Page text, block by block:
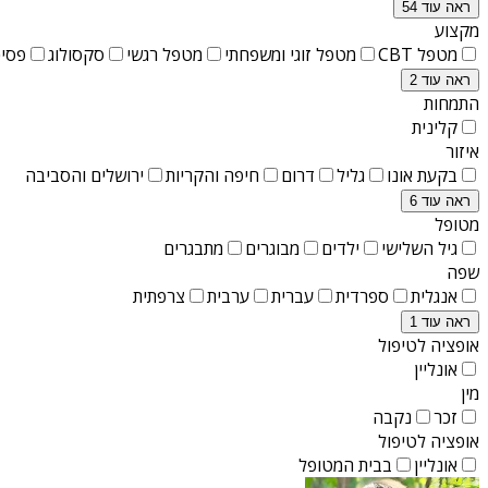
ראה עוד 54
מקצוע
מטפל CBT
מטפל זוגי ומשפחתי מטפל רגשי סקסולוג
ראה עוד 2
התמחות
קלינית
איזור
בקעת אונו
גליל דרום חיפה והקריות ירושלים והסביבה
ראה עוד 6
מטופל
גיל השלישי
ילדים מבוגרים
מתבגרים
שפה
אנגלית
ספרדית עברית ערבית צרפתית
ראה עוד 1
אופציה לטיפול
אונליין
מין
זכר
נקבה
אופציה לטיפול
אונליין
בבית המטופל